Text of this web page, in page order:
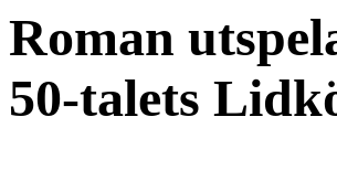
Roman
50-talets